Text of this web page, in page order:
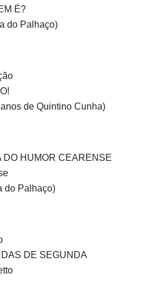
É?
do Palhaço)
de Quintino Cunha)
DO HUMOR CEARENSE
do Palhaço)
DE SEGUNDA